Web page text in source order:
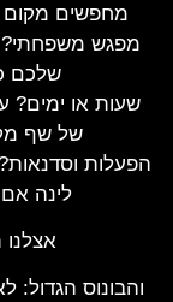
מחפשים מקום
מפגש משפחתי?
שלכם
שעות או ימים?
של שף
הפעלות וסדנאות?
לינה אם
אצלנו
והבונוס הגדול: